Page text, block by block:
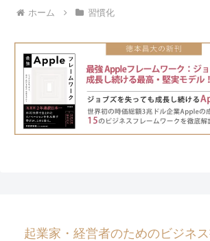
ホーム 習慣化
起業家・経営者のためのビジネス